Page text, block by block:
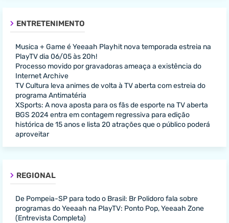
ENTRETENIMENTO
Musica + Game é Yeeaah Playhit nova temporada estreia na
PlayTV dia 06/05 às 20h!
Processo movido por gravadoras ameaça a existência do
Internet Archive
TV Cultura leva animes de volta à TV aberta com estreia do
programa Antimatéria
XSports: A nova aposta para os fãs de esporte na TV aberta
BGS 2024 entra em contagem regressiva para edição
histórica de 15 anos e lista 20 atrações que o público poderá
aproveitar
REGIONAL
De Pompeia-SP para todo o Brasil: Br Polidoro fala sobre
programas do Yeeaah na PlayTV: Ponto Pop, Yeeaah Zone
(Entrevista Completa)